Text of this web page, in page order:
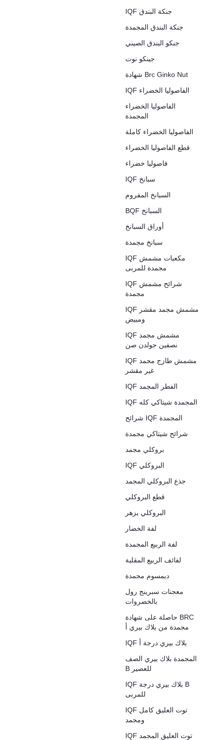
IQF جنكة البندق
جنكة البندق المجمدة
جنكو البندق الصيني
جينكو نوت
شهادة Brc Ginko Nut
IQF الفاصوليا الخضراء
الفاصوليا الخضراء
المجمدة
الفاصوليا الخضراء كاملة
قطع الفاصوليا الخضراء
فاصوليا خضراء
IQF سبانخ
السبانخ المفروم
BQF السبانخ
أوراق السبانخ
سبانخ مجمدة
IQF مكعبات مشمش
مجمدة للمربى
IQF شرائح مشمش
مجمدة
IQF مشمش مجمد مقشر
ومبيض
IQF مشمش مجمد
نصفين جولدن صن
IQF مشمش طازج مجمد
غير مقشر
IQF الفطر المجمد
IQF المجمدة شيتاكي كله
شرائح IQF المجمدة
شرائح شيتاكي مجمدة
بروكلي مجمد
IQF البروكلي
جذع البروكلي المجمد
قطع البروكلي
البروكلي يزهر
لفة الخضار
لفة الربيع المجمدة
لفائف الربيع المقلية
ديمسوم مجمدة
معجنات سبرينج رول
بالخضروات
حاصلة على شهادة BRC
مجمدة من بلاك بيري أ
IQF بلاك بيري درجة أ
المجمدة بلاك بيري الصف
B للعصير
IQF بلاك بيري درجة B
للمربى
IQF توت العليق كامل
ومجمد
IQF توت العليق المجمد